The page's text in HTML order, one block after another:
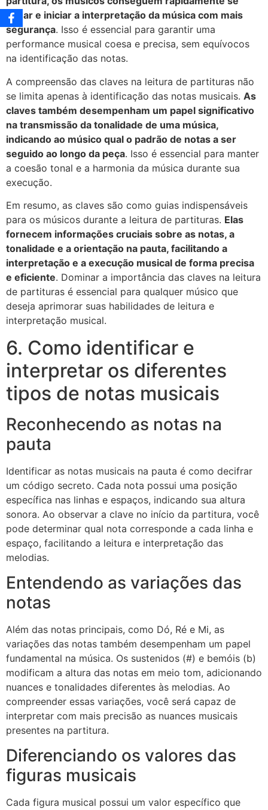
situar e iniciar a interpretação da música com mais
segurança. Isso é essencial para garantir uma
performance musical coesa e precisa, sem equívocos
na identificação das notas.
A compreensão das claves na leitura de partituras não
se limita apenas à identificação das notas musicais. As
claves também desempenham um papel significativo
na transmissão da tonalidade de uma música,
indicando ao músico qual o padrão de notas a ser
seguido ao longo da peça. Isso é essencial para manter
a coesão tonal e a harmonia da música durante sua
execução.
Em resumo, as claves são como guias indispensáveis
para os músicos durante a leitura de partituras. Elas
fornecem informações cruciais sobre as notas, a
tonalidade e a orientação na pauta, facilitando a
interpretação e a execução musical de forma precisa
e eficiente. Dominar a importância das claves na leitura
de partituras é essencial para qualquer músico que
deseja aprimorar suas habilidades de leitura e
interpretação musical.
6. Como identificar e
interpretar os diferentes
tipos de notas musicais
Reconhecendo as notas na
pauta
Identificar as notas musicais na pauta é como decifrar
um código secreto. Cada nota possui uma posição
específica nas linhas e espaços, indicando sua altura
sonora. Ao observar a clave no início da partitura, você
pode determinar qual nota corresponde a cada linha e
espaço, facilitando a leitura e interpretação das
melodias.
Entendendo as variações das
notas
Além das notas principais, como Dó, Ré e Mi, as
variações das notas também desempenham um papel
fundamental na música. Os sustenidos (#) e bemóis (b)
modificam a altura das notas em meio tom, adicionando
nuances e tonalidades diferentes às melodias. Ao
compreender essas variações, você será capaz de
interpretar com mais precisão as nuances musicais
presentes na partitura.
Diferenciando os valores das
figuras musicais
Cada figura musical possui um valor específico que